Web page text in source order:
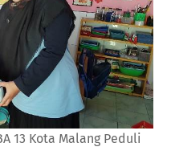
13 Kota Malang Peduli